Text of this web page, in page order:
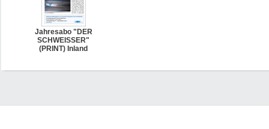
Jahresabo "DER
SCHWEISSER"
(PRINT) Inland